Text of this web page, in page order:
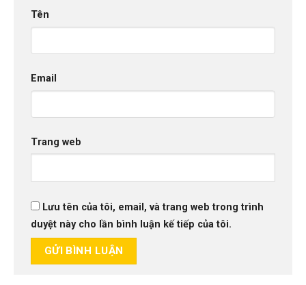
Tên
Email
Trang web
Lưu tên của tôi, email, và trang web trong trình
duyệt này cho lần bình luận kế tiếp của tôi.